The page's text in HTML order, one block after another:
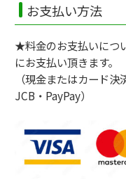
お支払い方法
★料金のお支払いにつ
にお支払い頂きます。
（現金またはカード
JCB・PayPay）